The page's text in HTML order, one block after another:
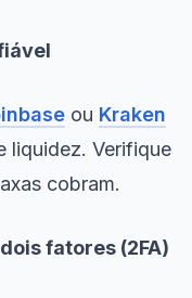
ou Kraken
liquidez. Verifique
cobram.
fatores (2FA)